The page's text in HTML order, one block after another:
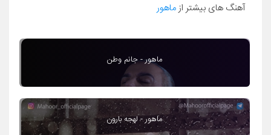
آهنگ های بیشتر ازماهور
ماهور - جانم وطن
ماهور - لهجه بارون